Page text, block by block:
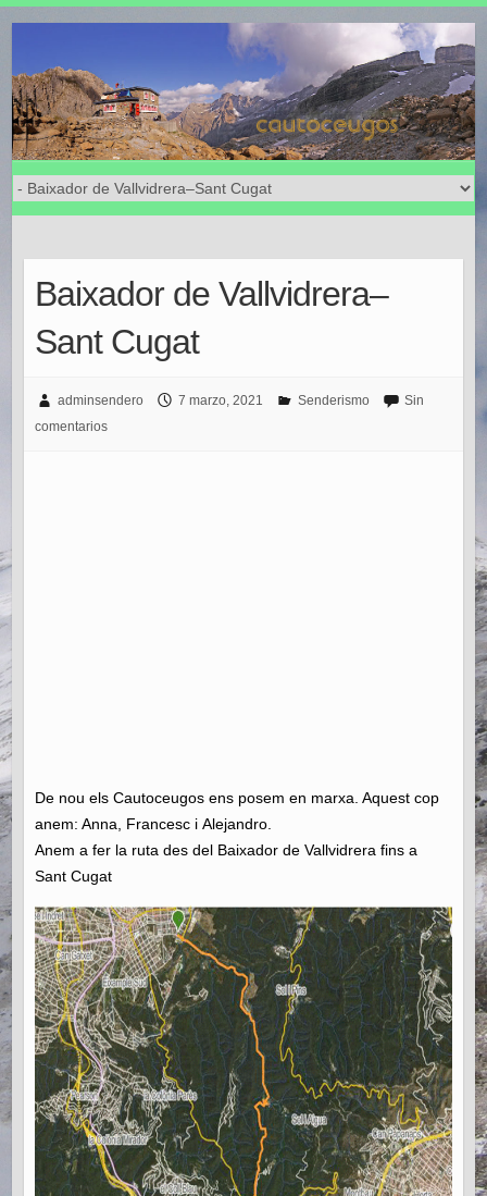
Baixador de Vallvidrera–
Sant Cugat
adminsendero 7 marzo, 2021 Senderismo
Sin
comentarios
De nou els Cautoceugos ens posem en marxa. Aquest cop
anem: Anna, Francesc i Alejandro.
Anem a fer la ruta des del Baixador de Vallvidrera fins a
Sant Cugat